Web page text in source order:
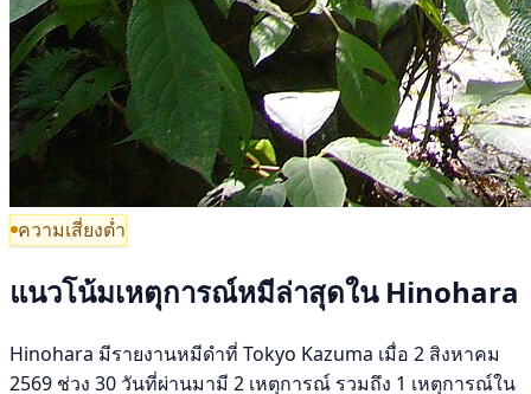
ความเสี่ยงต่ำ
แนวโน้มเหตุการณ์หมีล่าสุดใน Hinohara
Hinohara มีรายงานหมีดำที่ Tokyo Kazuma เมื่อ 2 สิงหาคม
2569 ช่วง 30 วันที่ผ่านมามี 2 เหตุการณ์ รวมถึง 1 เหตุการณ์ใน